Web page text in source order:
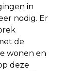
in
nodig. Er
de
wonen en
deze